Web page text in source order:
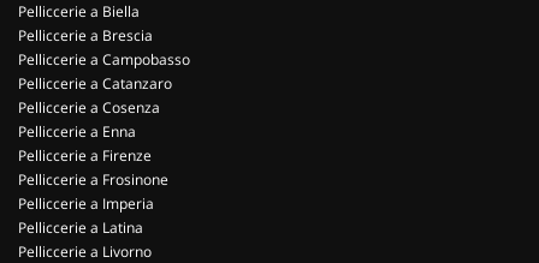
Pelliccerie a Biella
Pelliccerie a Brescia
Pelliccerie a Campobasso
Pelliccerie a Catanzaro
Pelliccerie a Cosenza
Pelliccerie a Enna
Pelliccerie a Firenze
Pelliccerie a Frosinone
Pelliccerie a Imperia
Pelliccerie a Latina
Pelliccerie a Livorno